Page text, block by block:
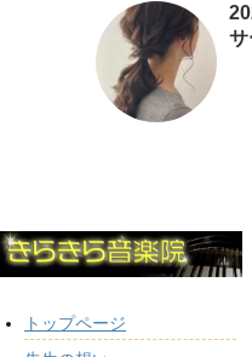
サ
トップページ